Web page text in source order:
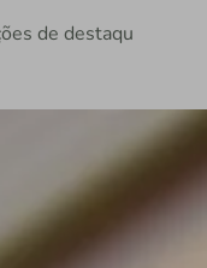
de destaqu